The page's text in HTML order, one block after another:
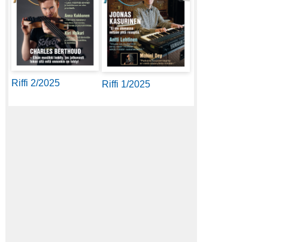
Riffi 2/2025 Riffi 1/2025